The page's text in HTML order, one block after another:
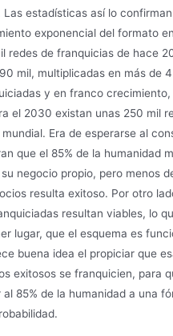
estadísticas así lo
exponencial del formato
redes de franquicias de hace
mil, multiplicadas en más de
y en franco
el 2030 existan unas 250 mil
Era de esperarse al
que el 85% de la humanidad
negocio propio, pero menos
resulta exitoso. Por otro
resultan viables, lo
lugar, que el esquema es
buena idea el propiciar que
exitosos se franquicien, para
85% de la humanidad a una